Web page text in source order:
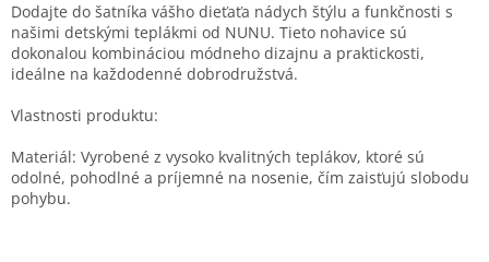
Dodajte do šatníka vášho dieťaťa nádych štýlu a funkčnosti s
našimi detskými teplákmi od NUNU. Tieto nohavice sú
dokonalou kombináciou módneho dizajnu a praktickosti,
ideálne na každodenné dobrodružstvá.
Vlastnosti produktu:
Materiál: Vyrobené z vysoko kvalitných teplákov, ktoré sú
odolné, pohodlné a príjemné na nosenie, čím zaisťujú slobodu
pohybu.